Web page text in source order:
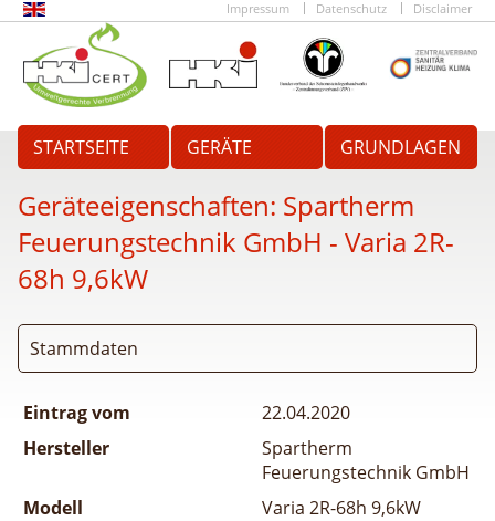
Impressum Datenschutz Disclaimer
STARTSEITE GERÄTE GRUNDLAGEN
Geräteeigenschaften: Spartherm
Feuerungstechnik GmbH - Varia 2R-
68h 9,6kW
Stammdaten
Eintrag vom
22.04.2020
Hersteller
Spartherm
Feuerungstechnik GmbH
Modell
Varia 2R-68h 9,6kW